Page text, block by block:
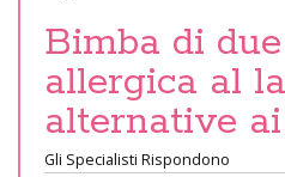
Bimba di
allergica al
alternative
Gli Specialisti Rispondono